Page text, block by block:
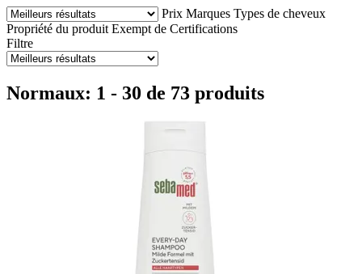
Prix Marques Types de cheveux
Propriété du produit Exempt de Certifications
Filtre
Normaux: 1 - 30 de 73 produits